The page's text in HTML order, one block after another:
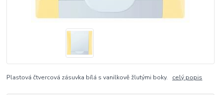
Plastová čtvercová zásuvka bílá s vanilkově žlutými boky. celý popis